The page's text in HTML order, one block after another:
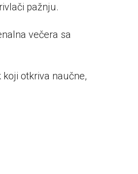
pažnju.
večera sa
otkriva naučne,